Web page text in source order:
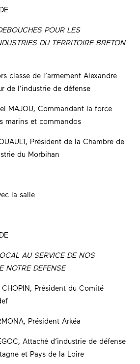
POUR LES
DU TERRITOIRE BRETON
classe de l’armement Alexandre
de l’industrie de défense
MAJOU, Commandant la force
marins et commandos
Président de la Chambre de
du Morbihan
la salle
AU SERVICE DE NOS
NOTRE DEFENSE
Président du Comité
Président Arkéa
Attaché d’industrie de défense
et Pays de la Loire